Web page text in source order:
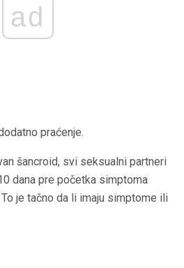
ad
praćenje.
šancroid, svi seksualni partneri
dana pre početka simptoma
je tačno da li imaju simptome ili